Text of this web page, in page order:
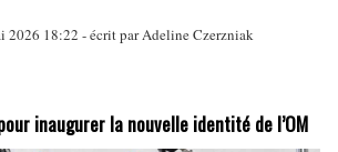
2026 18:22 - écrit parAdeline Czerzniak
inaugurer la nouvelle identité de l’OM